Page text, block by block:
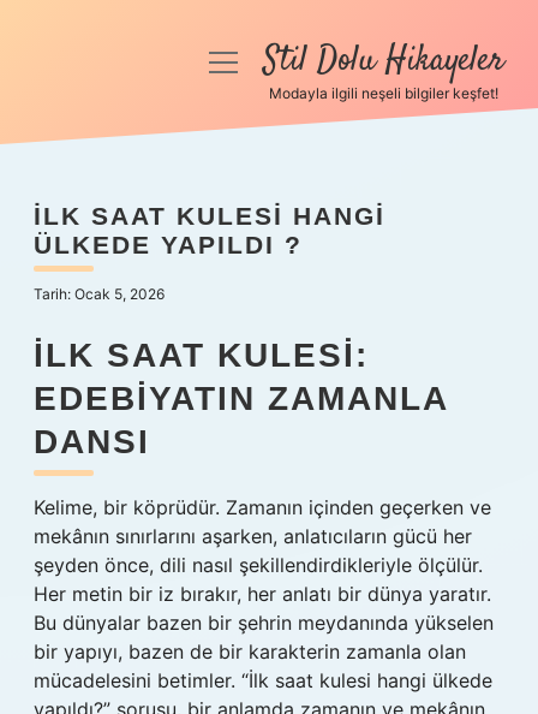
Anasayfa
Yasal Uyarı
Hakkımızda
menüyüStil Dolu Hikayeler
Modayla ilgili neşeli bilgiler keşfet!
İLK SAAT KULESI HANGI
ÜLKEDE YAPILDI ?
Tarih: Ocak 5, 2026
İLK SAAT KULESI:
EDEBIYATIN ZAMANLA
DANSI
Kelime, bir köprüdür. Zamanın içinden geçerken ve
mekânın sınırlarını aşarken, anlatıcıların gücü her
şeyden önce, dili nasıl şekillendirdikleriyle ölçülür.
Her metin bir iz bırakır, her anlatı bir dünya yaratır.
Bu dünyalar bazen bir şehrin meydanında yükselen
bir yapıyı, bazen de bir karakterin zamanla olan
mücadelesini betimler. “İlk saat kulesi hangi ülkede
yapıldı?” sorusu, bir anlamda zamanın ve mekânın